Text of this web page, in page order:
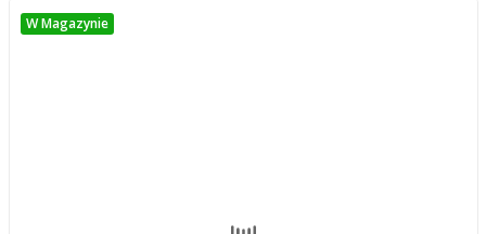
W Magazynie